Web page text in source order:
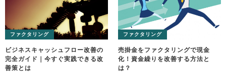
ファクタリング
ビジネスキャッシュフロー改善の
完全ガイド｜今すぐ実践できる改
善策とは
ファクタリング
売掛金をファクタリングで現金
化！資金繰りを改善する方法と
は？